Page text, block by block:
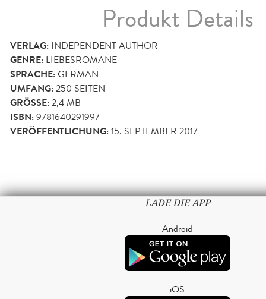
Produkt Details
VERLAG: INDEPENDENT AUTHOR
GENRE: LIEBESROMANE
SPRACHE:GERMAN
UMFANG:250 SEITEN
GRÖSSE: 2,4 MB
ISBN:9781640291997
VERÖFFENTLICHUNG:15. SEPTEMBER 2017
LADE DIE APP
Android
iOS